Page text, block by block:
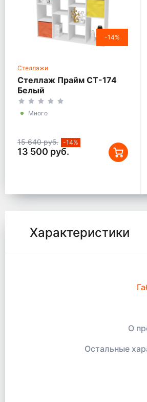
-14%
Стеллажи
Стеллаж Прайм СТ-174
Белый
Много
15 640 руб. -14%
13 500 руб.
Характеристики
О
Остальные